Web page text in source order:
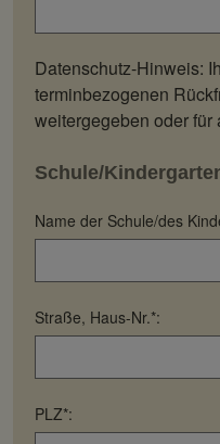
Datenschutz-Hinweis:
terminbezogenen
weitergegeben oder
Schule/
Name der Schule/des
Straße, Haus-Nr.*:
PLZ*: